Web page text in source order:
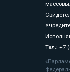
Тел.: +7